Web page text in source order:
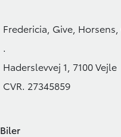
Fredericia, Give,
.
Haderslevvej 1, 7100 Vejle
CVR. 27345859
Biler